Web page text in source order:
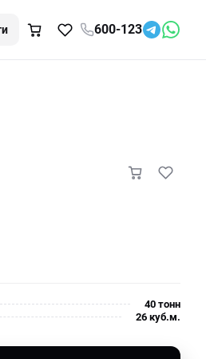
600-123
40 тонн
26 куб.м.